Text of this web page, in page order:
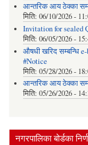
आन्तरिक आय ठेक्का
मिति: 06/10/2026 -
Invitation for sealed
मिति: 06/05/2026 -
औषधी खरिद सम्बन्धि
#Notice
मिति: 05/28/2026 -
आन्तरिक आय ठेक्का
मिति: 05/26/2026 -
नगरपालिका बोर्डका